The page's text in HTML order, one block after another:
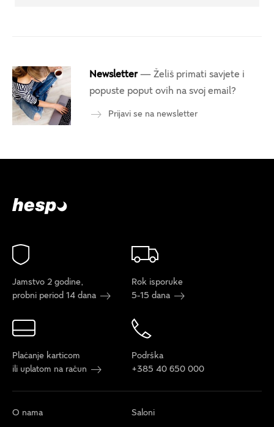
Newsletter— Želiš primati savjete i
popuste poput ovih na svoj email?
Prijavi se na newsletter
Jamstvo 2 godine,
probni period 14 dana
Rok isporuke
5-15 dana
Plaćanje karticom
ili uplatom na račun
Podrška
+385 40 650 000
O nama Saloni